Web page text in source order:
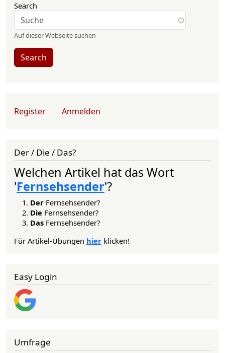
Search
Auf dieser Webseite suchen
Search
User account menu
Register Anmelden
Der / Die / Das?
Welchen Artikel hat das Wort
'Fernsehsender'?
Der Fernsehsender?
Die Fernsehsender?
Das Fernsehsender?
Für Artikel-Übungen hier klicken!
Easy Login
Umfrage